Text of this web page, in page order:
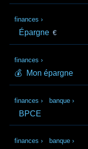
finances ›
Épargne €
finances ›
💰 Mon épargne
finances › banque ›
BPCE
finances › banque ›